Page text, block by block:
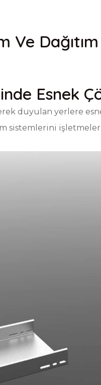
Ve
Esnek
duyulan yerlere
sistemlerini